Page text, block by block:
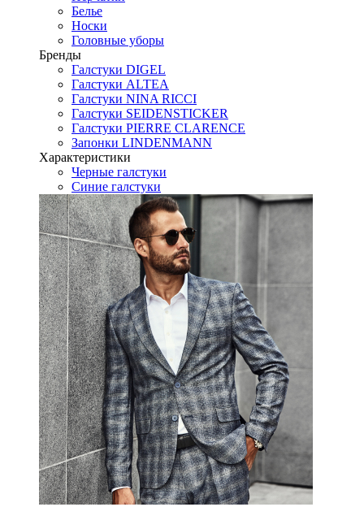
Белье
Носки
Головные уборы
Бренды
Галстуки DIGEL
Галстуки ALTEA
Галстуки NINA RICCI
Галстуки SEIDENSTICKER
Галстуки PIERRE CLARENCE
Запонки LINDENMANN
Характеристики
Черные галстуки
Синие галстуки